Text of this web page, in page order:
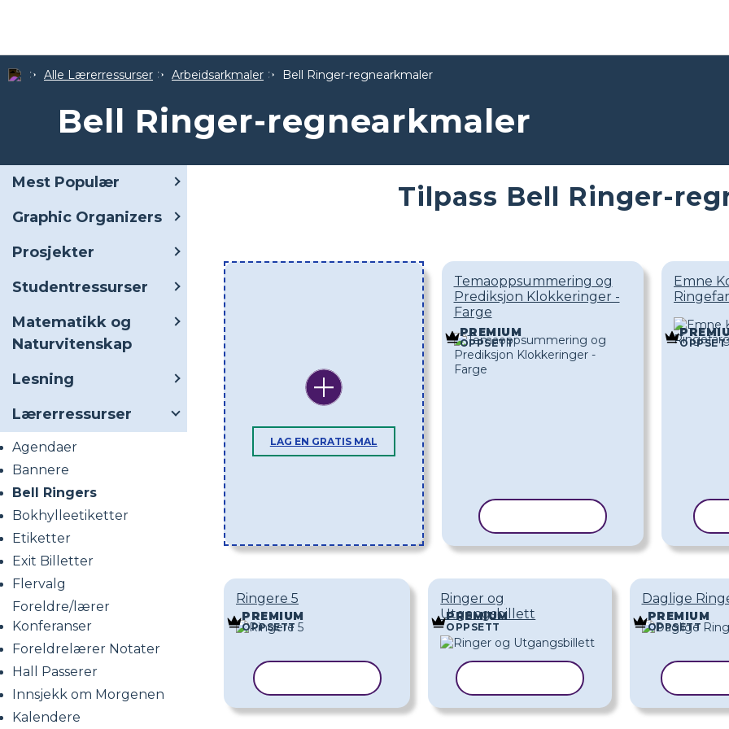
Alle Lærerressurser Arbeidsarkmaler Bell Ringer-regnearkmaler
Bell Ringer-regnearkmaler
Mest Populær
Graphic Organizers
Prosjekter
Studentressurser
Matematikk og
Naturvitenskap
Lesning
Lærerressurser
Agendaer
Bannere
Bell Ringers
Bokhylleetiketter
Etiketter
Exit Billetter
Flervalg
Foreldre/lærer
Konferanser
Foreldrelærer Notater
Hall Passerer
Innsjekk om Morgenen
Kalendere
Tilpass Bell Ringer-
LAG EN GRATIS MAL
Temaoppsummering og
Prediksjon Klokkeringer -
Farge
PREMIUM
OPPSETT
Emne
Ringere 5
PREMIUM
OPPSETT
Ringer og
Utgangsbillett
PREMIUM
OPPSETT
Daglige
PREMIUM
OPPSETT